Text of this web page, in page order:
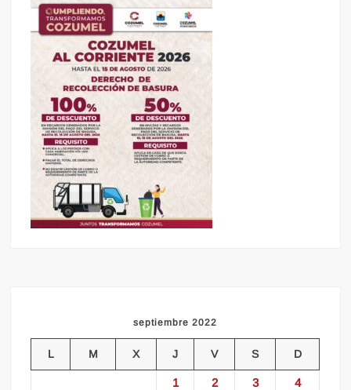
septiembre 2022
L M X J V S D
1 2 3
4